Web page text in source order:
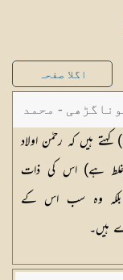
اگلا صفحہ
- محمد
ہیں کہ رحمٰن اولاد
ہے) اس کی ذات
وہ سب اس کے
ہیں۔